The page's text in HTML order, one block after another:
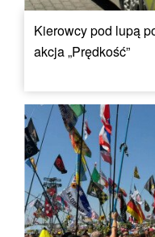
Kierowcy pod lupą
akcja „Prędkość”